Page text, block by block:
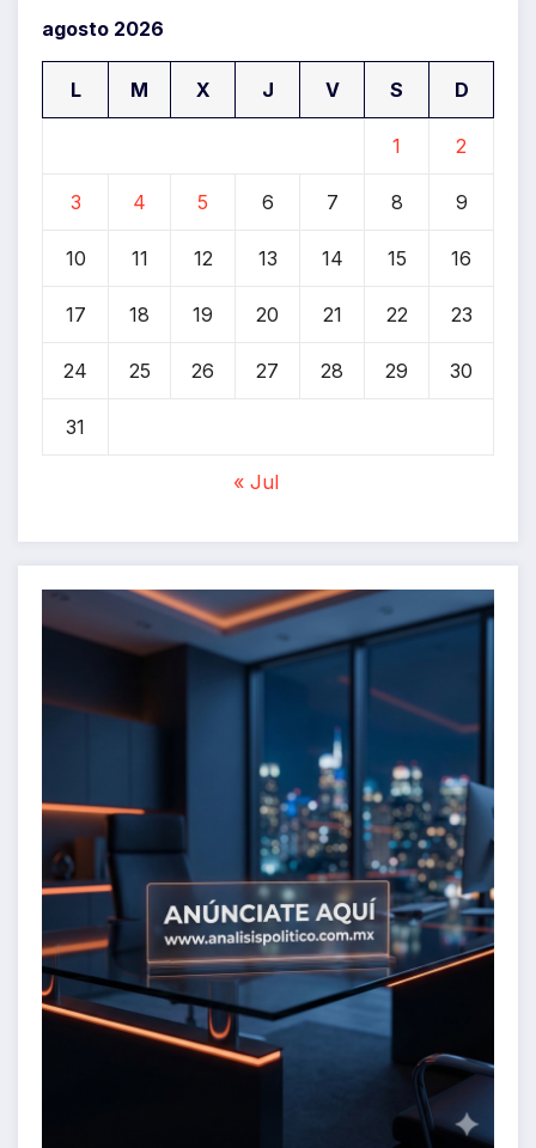
agosto 2026
L M X J V S D
1 2
3 4 5 6 7 8 9
10 11 12 13 14 15 16
17 18 19 20 21 22 23
24 25 26 27 28 29 30
31
« Jul